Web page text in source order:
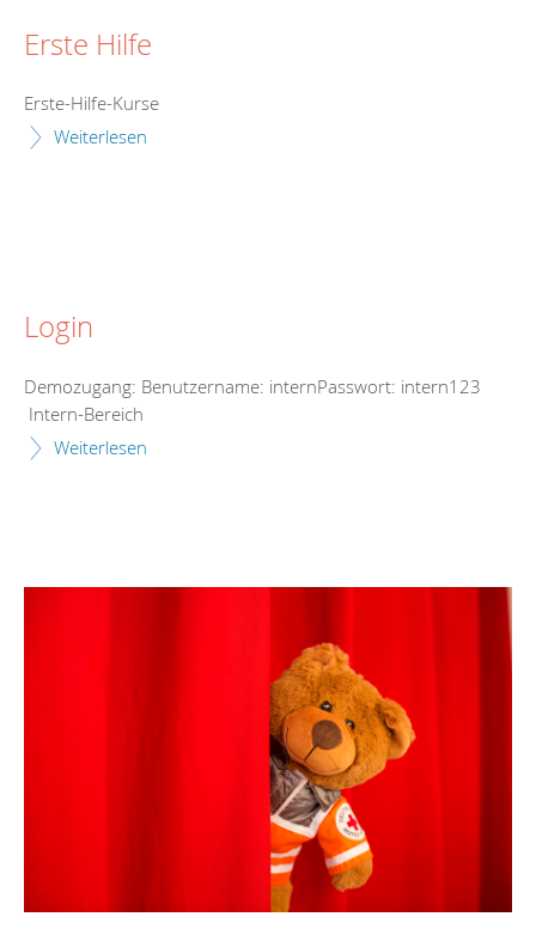
Erste Hilfe
Erste-Hilfe-Kurse
Weiterlesen
Login
Demozugang: Benutzername: internPasswort: intern123
Intern-Bereich
Weiterlesen